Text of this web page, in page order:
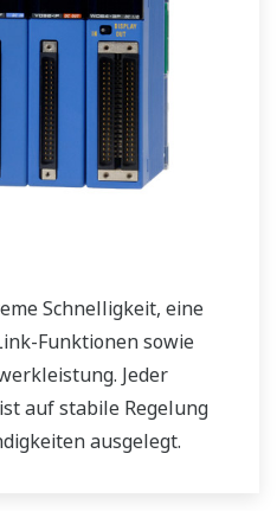
Schnelligkeit, eine
Funktionen sowie
Jeder
auf stabile Regelung
ausgelegt.